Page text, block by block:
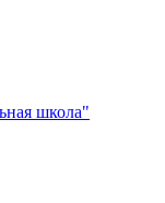
школа"